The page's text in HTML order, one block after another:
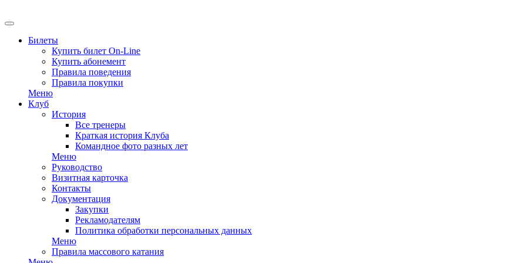
Билеты
Купить билет On-Line
Купить абонемент
Правила поведения
Правила покупки
Меню
Клуб
История
Все тренеры
Краткая история Клуба
Командное фото разных лет
Меню
Руководство
Визитная карточка
Контакты
Документация
Закупки
Рекламодателям
Политика обработки персональных данных
Меню
Правила массового катания